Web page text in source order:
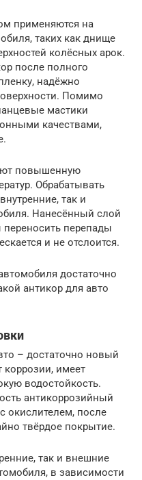
применяются на
таких как днище
колёсных арок.
после полного
надёжно
Помимо
мастики
качествами,
повышенную
Обрабатывать
так и
Нанесённый слой
перепады
и не отслоится.
достаточно
антикор для авто
– достаточно новый
коррозии, имеет
водостойкость.
антикоррозийный
окислителем, после
твёрдое покрытие.
так и внешние
в зависимости